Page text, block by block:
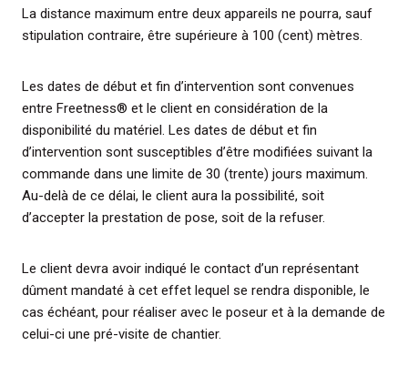
La distance maximum entre deux appareils ne pourra, sauf
stipulation contraire, être supérieure à 100 (cent) mètres.
Les dates de début et fin d’intervention sont convenues
entre Freetness® et le client en considération de la
disponibilité du matériel. Les dates de début et fin
d’intervention sont susceptibles d’être modifiées suivant la
commande dans une limite de 30 (trente) jours maximum.
Au-delà de ce délai, le client aura la possibilité, soit
d’accepter la prestation de pose, soit de la refuser.
Le client devra avoir indiqué le contact d’un représentant
dûment mandaté à cet effet lequel se rendra disponible, le
cas échéant, pour réaliser avec le poseur et à la demande de
celui-ci une pré-visite de chantier.